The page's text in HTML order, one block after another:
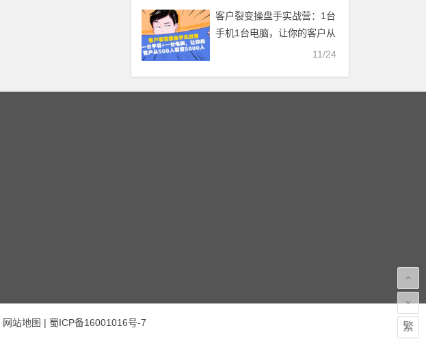
客户裂变操盘手实战营：1台
手机1台电脑，让你的客户从
500人裂变5000人【视频教
11/24
网站地图 | 蜀ICP备16001016号-7 繁